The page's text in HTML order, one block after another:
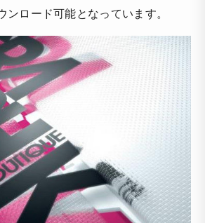
ンロード可能となっています。